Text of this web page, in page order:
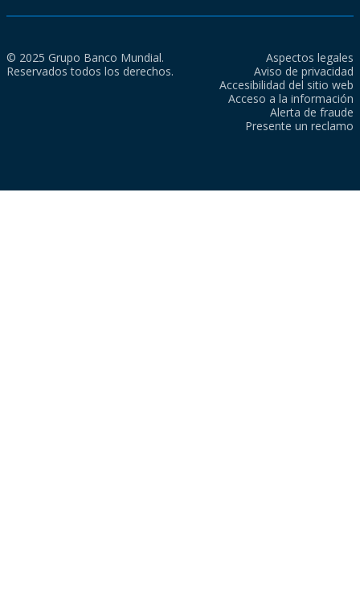
© 2025 Grupo Banco Mundial.
Reservados todos los derechos.
Aspectos legales
Aviso de privacidad
Accesibilidad del sitio web
Acceso a la información
Alerta de fraude
Presente un reclamo